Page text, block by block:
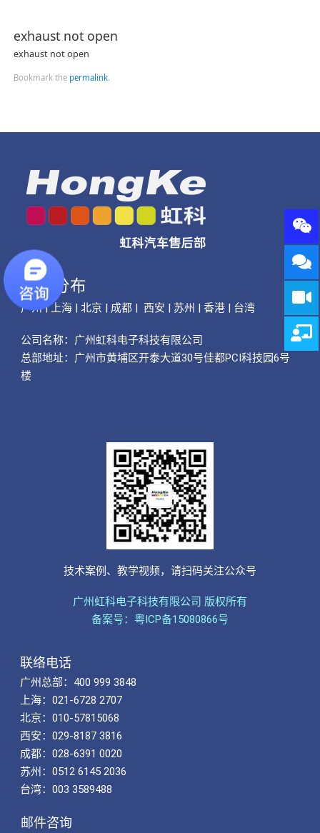
exhaust not open
exhaust not open
Bookmark the permalink.
公司分布
广州 | 上海 | 北京 | 成都 | 西安 | 苏州 | 香港 | 台湾
公司名称： 广州虹科电子科技有限公司
总部地址：广州市黄埔区开泰大道30号佳都PCI科技园6号
楼
技术案例、教学视频，请扫码关注公众号
广州虹科电子科技有限公司 版权所有
备案号：粤ICP备15080866号
联络电话
广州总部：400 999 3848
上海：021-6728 2707
北京：010-57815068
西安：029-8187 3816
成都：028-6391 0020
苏州：0512 6145 2036
台湾：003 3589488
邮件咨询